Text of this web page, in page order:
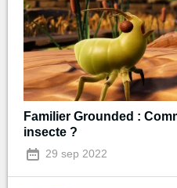
Familier Grounded :
insecte ?
29 sep 2022